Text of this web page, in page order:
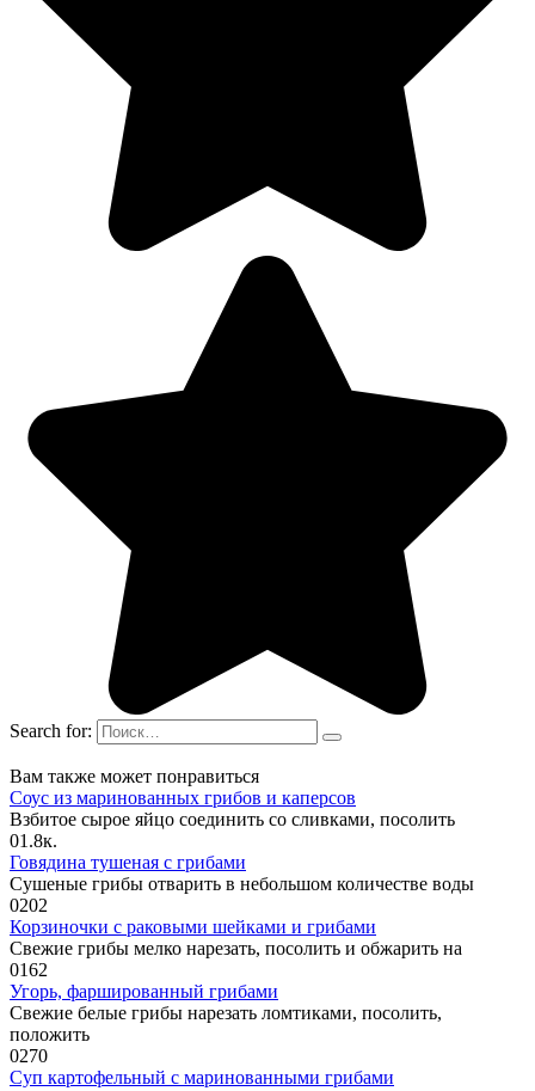
Search for:
Вам также может понравиться
Соус из маринованных грибов и каперсов
Взбитое сырое яйцо соединить со сливками, посолить
01.8к.
Говядина тушеная с грибами
Сушеные грибы отварить в небольшом количестве воды
0202
Корзиночки с раковыми шейками и грибами
Свежие грибы мелко нарезать, посолить и обжарить на
0162
Угорь, фаршированный грибами
Свежие белые грибы нарезать ломтиками, посолить,
положить
0270
Суп картофельный с маринованными грибами